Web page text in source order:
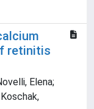
retinitis
Elena;